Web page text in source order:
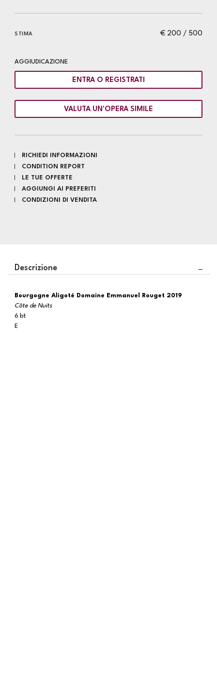
€ 200 / 500
STIMA
AGGIUDICAZIONE
ENTRA O REGISTRATI
VALUTA UN'OPERA SIMILE
RICHIEDI INFORMAZIONI
CONDITION REPORT
LE TUE OFFERTE
AGGIUNGI AI PREFERITI
CONDIZIONI DI VENDITA
Descrizione
Bourgogne Aligoté Domaine Emmanuel Rouget 2019
Côte de Nuits
6 bt
E